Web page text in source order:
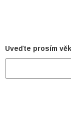
Uveďte prosím věk